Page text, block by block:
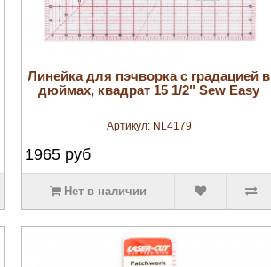
увеличить
Линейка для пэчворка с градацией в
дюймах, квадрат 15 1/2" Sew Easy
Артикул: NL4179
1965 руб
Нет в наличии